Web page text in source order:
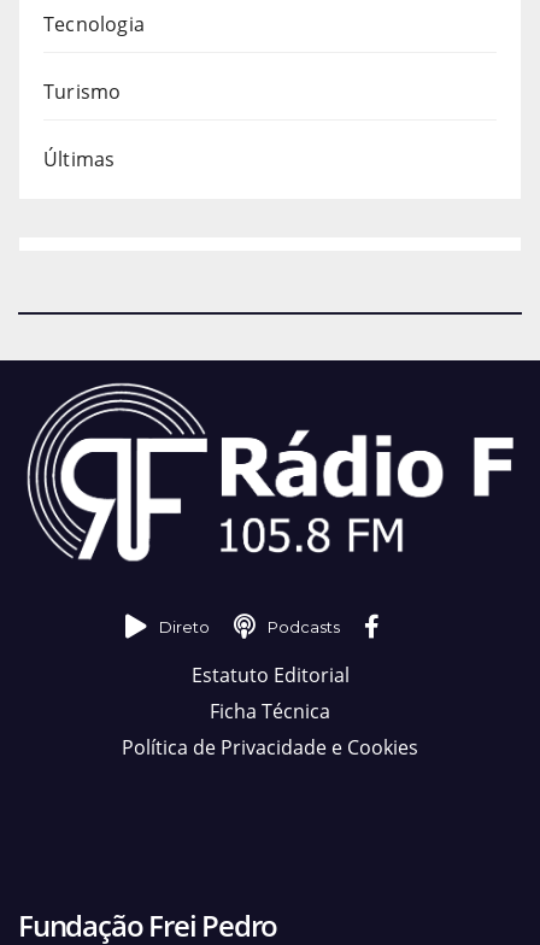
Tecnologia
Turismo
Últimas
Direto Podcasts
Estatuto Editorial
Ficha Técnica
Política de Privacidade e Cookies
Fundação Frei Pedro